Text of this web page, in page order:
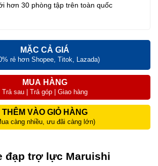
hơn 30 phòng tập trên toàn quốc
MẶC CẢ GIÁ
rẻ hơn Shopee, Titok, Lazada)
MUA HÀNG
Trả sau | Trả góp | Giao hàng
THÊM VÀO GIỎ HÀNG
càng nhiều, ưu đãi càng lớn)
đạp trợ lực Maruishi